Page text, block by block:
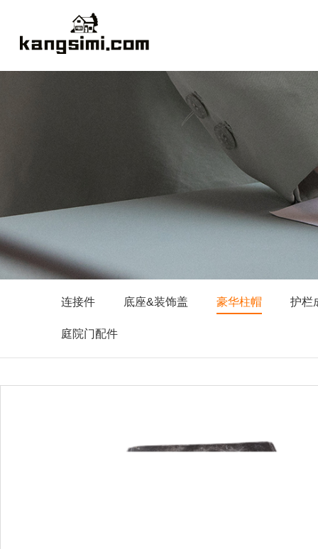
连接件 底座&装饰盖 豪华柱帽 护栏
庭院门配件